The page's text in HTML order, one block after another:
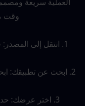
وقت
1. انتقل إلى المصدر: قم بزيارة الموقع الرسمي لـ
2. ابحث عن تطبيقك: ابحث عن "StarMaker" في شريط البحث.